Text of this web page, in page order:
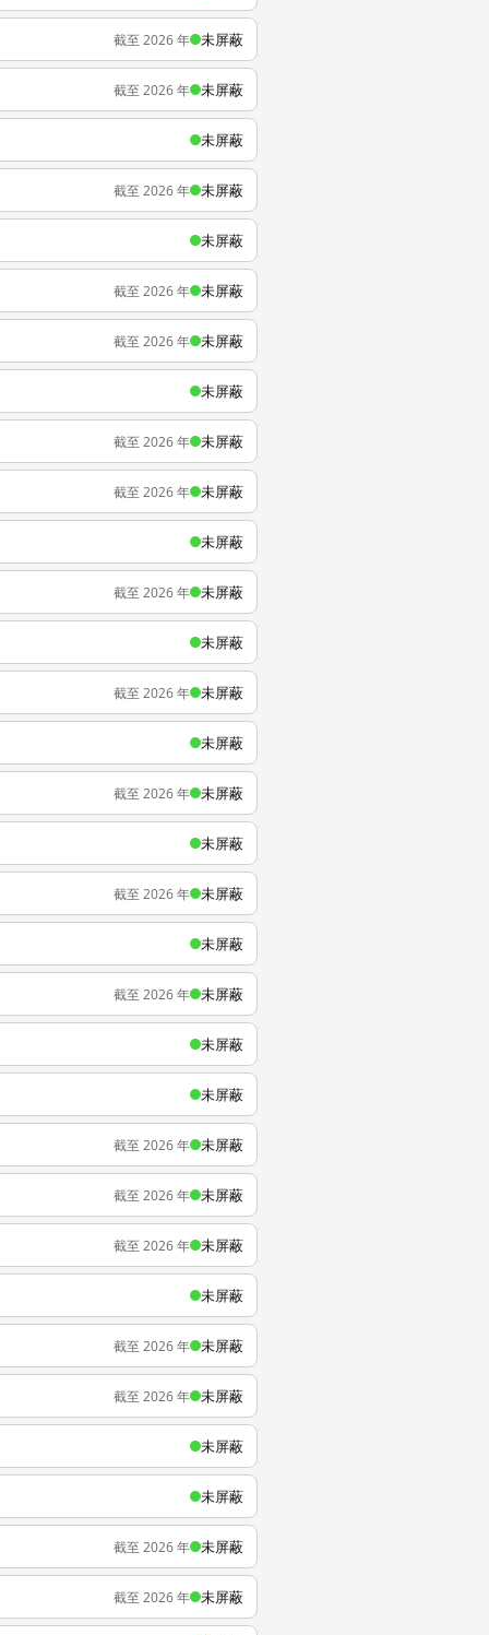
截至 2026 年 未屏蔽
截至 2026 年 未屏蔽
未屏蔽
截至 2026 年 未屏蔽
未屏蔽
截至 2026 年 未屏蔽
截至 2026 年 未屏蔽
未屏蔽
截至 2026 年 未屏蔽
截至 2026 年 未屏蔽
未屏蔽
截至 2026 年 未屏蔽
未屏蔽
截至 2026 年 未屏蔽
未屏蔽
截至 2026 年 未屏蔽
未屏蔽
截至 2026 年 未屏蔽
未屏蔽
截至 2026 年 未屏蔽
未屏蔽
未屏蔽
截至 2026 年 未屏蔽
截至 2026 年 未屏蔽
截至 2026 年 未屏蔽
未屏蔽
截至 2026 年 未屏蔽
截至 2026 年 未屏蔽
未屏蔽
未屏蔽
截至 2026 年 未屏蔽
截至 2026 年 未屏蔽